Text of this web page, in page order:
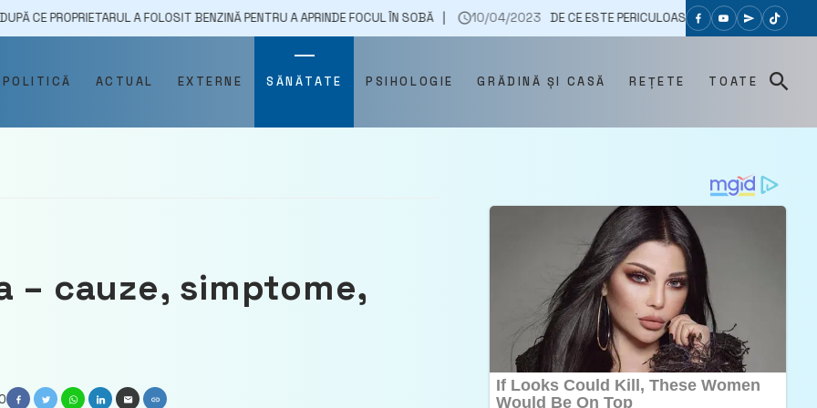
A FOLOSIT BENZINĂ PENTRU A APRINDE FOCUL ÎN SOBĂ 10/04/2023 DE CE ESTE PERICULOASĂ CARNEA TOCATĂ. LA CE SĂ FII
POLITICĂ ACTUAL EXTERNE SĂNĂTATE PSIHOLOGIE GRĂDINĂ ȘI CASĂ REȚETE TOATE
– cauze, simptome,